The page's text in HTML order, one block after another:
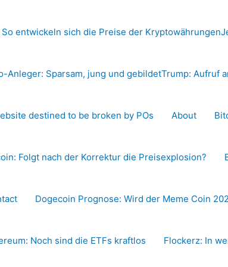
So entwickeln sich die Preise der Kryptowährungen
Anleger: Sparsam, jung und gebildetTrump: Aufruf
destined to be broken by POs About
Folgt nach der Korrektur die Preisexplosion?
Dogecoin Prognose: Wird der Meme Coin
Noch sind die ETFs kraftlos Flockerz: In